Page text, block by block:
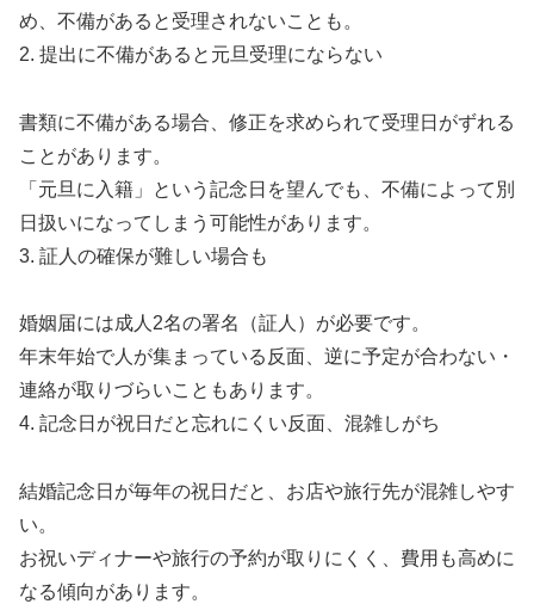
め、不備があると受理されないことも。
2. 提出に不備があると元旦受理にならない
書類に不備がある場合、修正を求められて受理日がずれる
ことがあります。
「元旦に入籍」という記念日を望んでも、不備によって別
日扱いになってしまう可能性があります。
3. 証人の確保が難しい場合も
婚姻届には成人2名の署名（証人）が必要です。
年末年始で人が集まっている反面、逆に予定が合わない・
連絡が取りづらいこともあります。
4. 記念日が祝日だと忘れにくい反面、混雑しがち
結婚記念日が毎年の祝日だと、お店や旅行先が混雑しやす
い。
お祝いディナーや旅行の予約が取りにくく、費用も高めに
なる傾向があります。